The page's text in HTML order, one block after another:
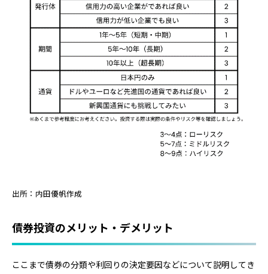
出所：内田優帆作成
債券投資のメリット・デメリット
ここまで債券の分類や利回りの決定要因などについて説明してき